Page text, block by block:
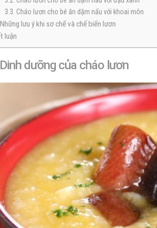
3.3. Cháo lươn cho bé ăn dặm nấu với khoai môn
lưu ý khi sơ chế và chế biến lươn
luận
dưỡng của cháo lươn